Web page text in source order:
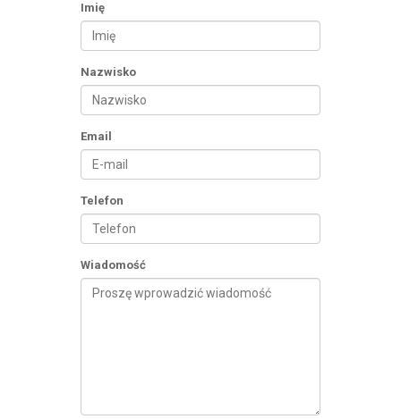
Imię
Nazwisko
Email
Telefon
Wiadomość